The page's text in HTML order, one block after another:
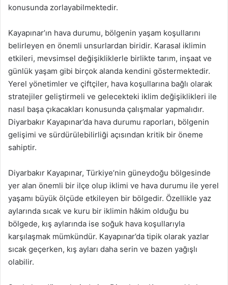
konusunda zorlayabilmektedir.
Kayapınar’ın hava durumu, bölgenin yaşam koşullarını
belirleyen en önemli unsurlardan biridir. Karasal iklimin
etkileri, mevsimsel değişikliklerle birlikte tarım, inşaat ve
günlük yaşam gibi birçok alanda kendini göstermektedir.
Yerel yönetimler ve çiftçiler, hava koşullarına bağlı olarak
stratejiler geliştirmeli ve gelecekteki iklim değişiklikleri ile
nasıl başa çıkacakları konusunda çalışmalar yapmalıdır.
Diyarbakır Kayapınar’da hava durumu raporları, bölgenin
gelişimi ve sürdürülebilirliği açısından kritik bir öneme
sahiptir.
Diyarbakır Kayapınar, Türkiye’nin güneydoğu bölgesinde
yer alan önemli bir ilçe olup iklimi ve hava durumu ile yerel
yaşamı büyük ölçüde etkileyen bir bölgedir. Özellikle yaz
aylarında sıcak ve kuru bir iklimin hâkim olduğu bu
bölgede, kış aylarında ise soğuk hava koşullarıyla
karşılaşmak mümkündür. Kayapınar’da tipik olarak yazlar
sıcak geçerken, kış ayları daha serin ve bazen yağışlı
olabilir.